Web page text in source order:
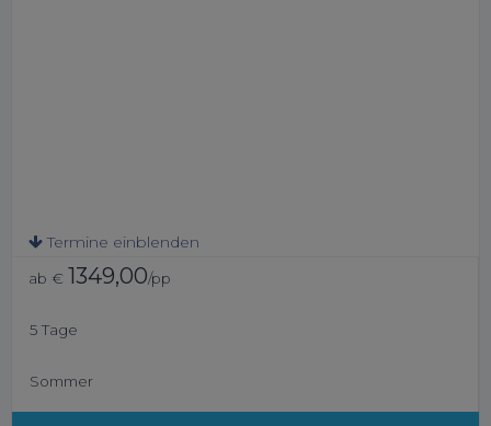
Termine einblenden
ab € 1349,00/pp
5 Tage
Sommer